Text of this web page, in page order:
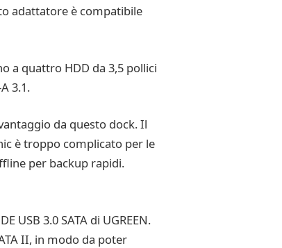
adattatore è compatibile
a quattro HDD da 3,5 pollici
3.1.
da questo dock. Il
è troppo complicato per le
per backup rapidi.
USB 3.0 SATA di UGREEN.
II, in modo da poter